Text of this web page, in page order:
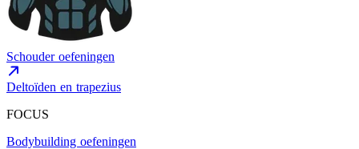
Schouder oefeningen
Deltoïden en trapezius
FOCUS
Bodybuilding oefeningen